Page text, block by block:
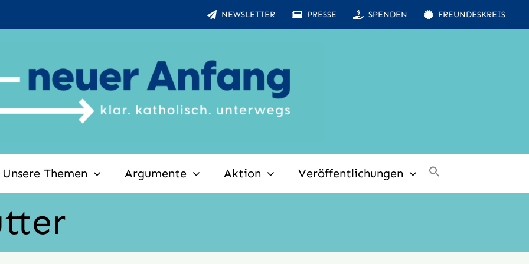
NEWSLETTER PRESSE SPENDEN FREUNDESKREIS
Unsere Themen Argumente Aktion Veröffentlichungen